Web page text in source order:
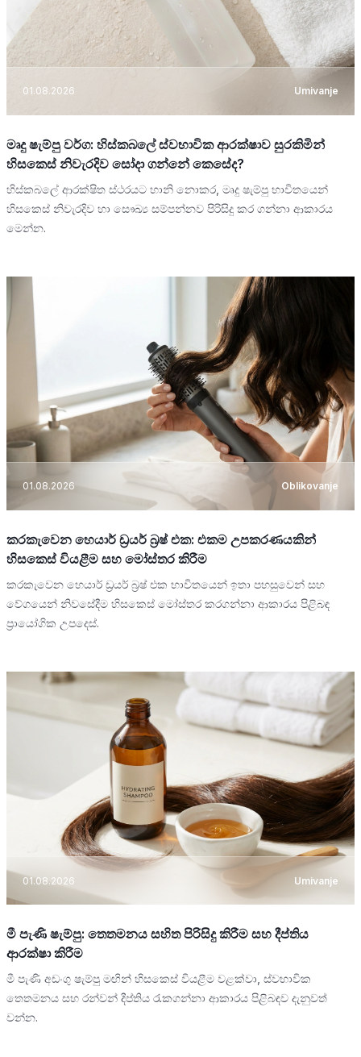
01.08.2026 Umivanje
මෘදු ෂැම්පු වර්ග: හිස්කබලේ ස්වභාවික ආරක්ෂාව සුරකිමින්
හිසකෙස් නිවැරදිව සෝදා ගන්නේ කෙසේද?
හිස්කබලේ ආරක්ෂිත ස්ථරයට හානි නොකර, මෘදු ෂැම්පු භාවිතයෙන්
හිසකෙස් නිවැරදිව හා සෞඛ්‍ය සම්පන්නව පිරිසිදු කර ගන්නා ආකාරය
මෙන්න.
01.08.2026 Oblikovanje
කරකැවෙන හෙයාර් ඩ්‍රයර් බ්‍රෂ් එක: එකම උපකරණයකින්
හිසකෙස් වියළීම සහ මෝස්තර කිරීම
කරකැවෙන හෙයාර් ඩ්‍රයර් බ්‍රෂ් එක භාවිතයෙන් ඉතා පහසුවෙන් සහ
වේගයෙන් නිවසේදීම හිසකෙස් මෝස්තර කරගන්නා ආකාරය පිළිබඳ
ප්‍රායෝගික උපදෙස්.
01.08.2026 Umivanje
මී පැණි ෂැම්පු: තෙතමනය සහිත පිරිසිදු කිරීම සහ දීප්තිය
ආරක්ෂා කිරීම
මී පැණි අඩංගු ෂැම්පු මඟින් හිසකෙස් වියළීම වළක්වා, ස්වභාවික
තෙතමනය සහ රන්වන් දීප්තිය රැකගන්නා ආකාරය පිළිබඳව දැනුවත්
වන්න.